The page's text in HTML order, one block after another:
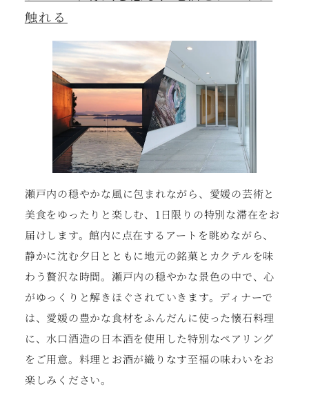
触れる
瀬戸内の穏やかな風に包まれながら、愛媛の芸術と
美食をゆったりと楽しむ、1日限りの特別な滞在をお
届けします。館内に点在するアートを眺めながら、
静かに沈む夕日とともに地元の銘菓とカクテルを味
わう贅沢な時間。瀬戸内の穏やかな景色の中で、心
がゆっくりと解きほぐされていきます。ディナーで
は、愛媛の豊かな食材をふんだんに使った懐石料理
に、水口酒造の日本酒を使用した特別なペアリング
をご用意。料理とお酒が織りなす至福の味わいをお
楽しみください。